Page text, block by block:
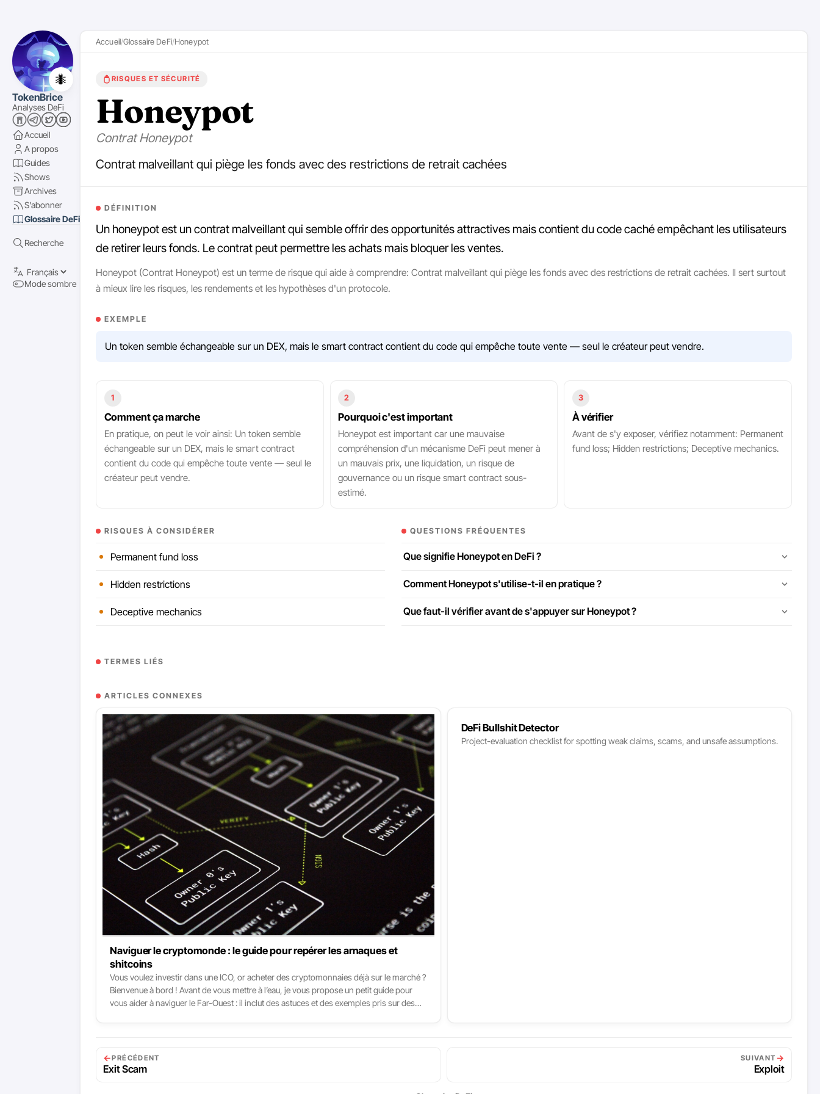
🐜
TokenBrice
Analyses DeFi
Accueil
A propos
Guides
Shows
Archives
S'abonner
Glossaire DeFi
Recherche
Mode sombre
Accueil Glossaire DeFi Honeypot
RISQUES ET SÉCURITÉ
Honeypot
Contrat Honeypot
Contrat malveillant qui piège les fonds avec des restrictions de retrait cachées
DÉFINITION
Un honeypot est un contrat malveillant qui semble offrir des opportunités attractives mais contient du code caché empêchant les utilisateurs
de retirer leurs fonds. Le contrat peut permettre les achats mais bloquer les ventes.
Honeypot (Contrat Honeypot) est un terme de risque qui aide à comprendre: Contrat malveillant qui piège les fonds avec des restrictions de retrait cachées. Il sert surtout
à mieux lire les risques, les rendements et les hypothèses d'un protocole.
EXEMPLE
Un token semble échangeable sur un DEX, mais le smart contract contient du code qui empêche toute vente — seul le créateur peut vendre.
1
Comment ça marche
En pratique, on peut le voir ainsi: Un token semble
échangeable sur un DEX, mais le smart contract
contient du code qui empêche toute vente — seul le
créateur peut vendre.
2
Pourquoi c'est important
Honeypot est important car une mauvaise
compréhension d'un mécanisme DeFi peut mener à
un mauvais prix, une liquidation, un risque de
gouvernance ou un risque smart contract sous-
estimé.
3
À vérifier
Avant de s'y exposer, vérifiez notamment: Permanent
fund loss; Hidden restrictions; Deceptive mechanics.
RISQUES À CONSIDÉRER
Permanent fund loss
Hidden restrictions
Deceptive mechanics
QUESTIONS FRÉQUENTES
Que signifie Honeypot en DeFi ?
Comment Honeypot s'utilise-t-il en pratique ?
Que faut-il vérifier avant de s'appuyer sur Honeypot ?
TERMES LIÉS
ARTICLES CONNEXES
Naviguer le cryptomonde : le guide pour repérer les arnaques et
shitcoins
Vous voulez investir dans une ICO, or acheter des cryptomonnaies déjà sur le marché ?
Bienvenue à bord ! Avant de vous mettre à l’eau, je vous propose un petit guide pour
vous aider à naviguer le Far-Ouest : il inclut des astuces et des exemples pris sur des
DeFi Bullshit Detector
Project-evaluation checklist for spotting weak claims, scams, and unsafe assumptions.
←PRÉCÉDENT
Exit Scam
SUIVANT →
Exploit